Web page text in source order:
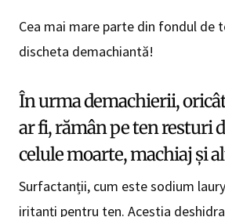
Cea mai mare parte din fondul de
discheta demachiantă!
În urma demachierii,
ar fi, rămân pe ten resturi
celule moarte, machiaj și
Surfactanții, cum este sodium
iritanți pentru ten. Aceștia